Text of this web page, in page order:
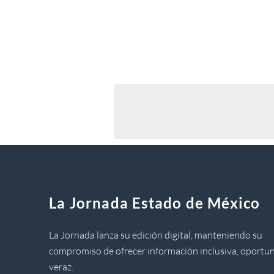
La Jornada Estado de México
La Jornada lanza su edición digital, manteniendo su
compromiso de ofrecer información inclusiva,
veraz.